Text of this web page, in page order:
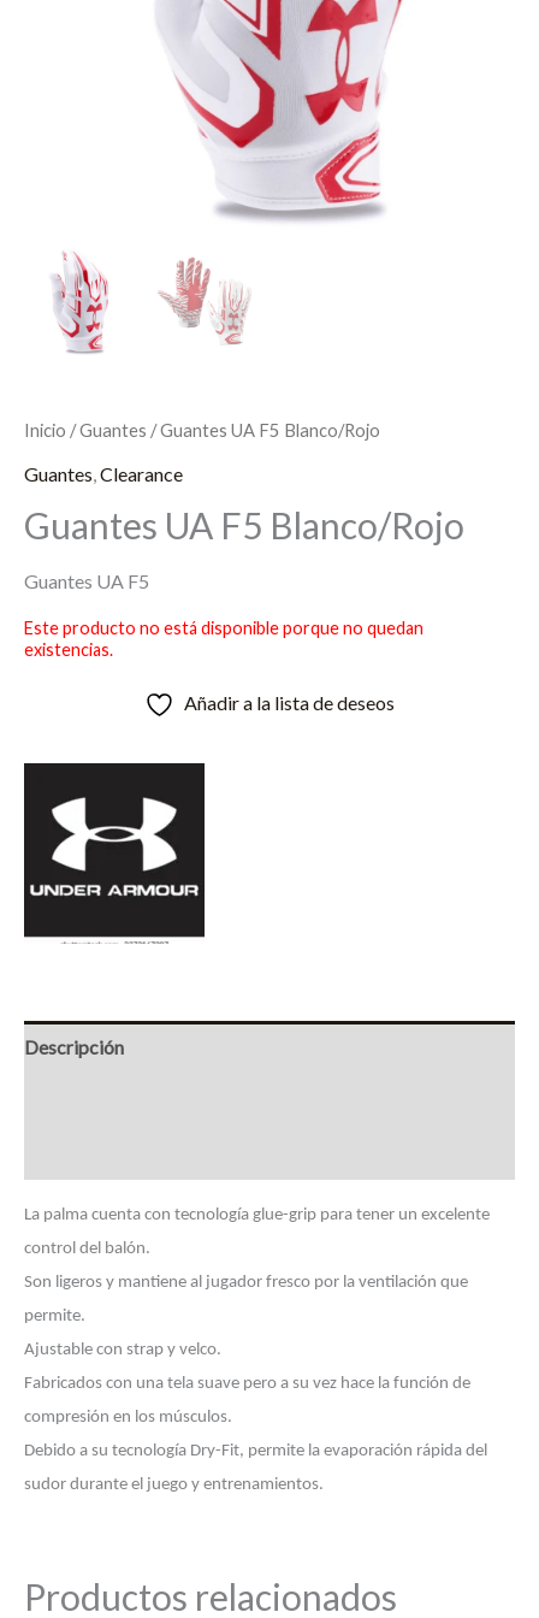
Inicio /Guantes / Guantes UA F5 Blanco/Rojo
Guantes Clearance
Guantes UA F5 Blanco/Rojo
Guantes UA F5
Este producto no está disponible porque no quedan
existencias.
Añadir a la lista de deseos
Descripción
La palma cuenta con tecnología glue-grip para tener un excelente
control del balón.
Son ligeros y mantiene al jugador fresco por la ventilación que
permite.
Ajustable con strap y velco.
Fabricados con una tela suave pero a su vez hace la función de
compresión en los músculos.
Debido a su tecnología Dry-Fit, permite la evaporación rápida del
sudor durante el juego y entrenamientos.
Productos relacionados